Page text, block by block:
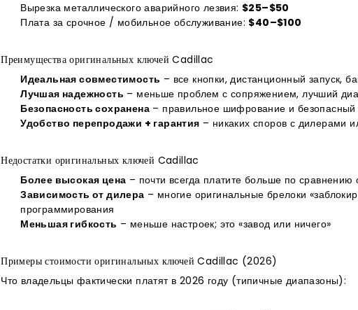
Вырезка металлического аварийного лезвия: $25–$50
Плата за срочное / мобильное обслуживание: $40–$100
Преимущества оригинальных ключей Cadillac
Идеальная совместимость – все кнопки, дистанционный запуск,
Лучшая надежность – меньше проблем с сопряжением, лучший
Безопасность сохранена – правильное шифрование и
Удобство перепродажи + гарантия – никаких споров с дилерами
Недостатки оригинальных ключей Cadillac
Более высокая цена – почти всегда платите больше по сравнению
Зависимость от дилера – многие оригинальные брелоки
программирования
Меньшая гибкость – меньше настроек; это «завод или ничего»
Примеры стоимости оригинальных ключей Cadillac (2026)
Что владельцы фактически платят в 2026 году (типичные диапазоны):